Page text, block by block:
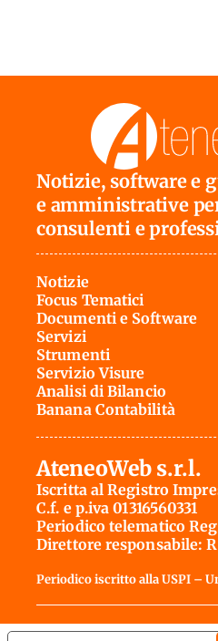
Notizie, software e
e amministrative
consulenti e
Notizie
Focus Tematici
Documenti e Software
Servizi
Strumenti
Servizio Visure
Analisi di Bilancio
Banana Contabilità
AteneoWeb s.r.l.
Iscritta al Registro
C.f. e p.iva 01316560331
Periodico telematico
Direttore responsabile:
Periodico iscritto alla USPI –